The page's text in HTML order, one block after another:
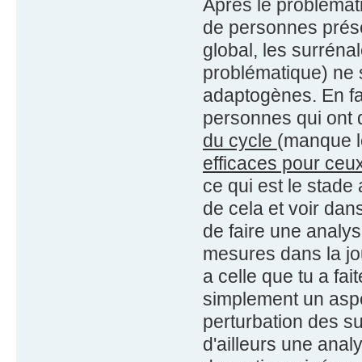
Après le
de personnes
global, les
problématique) ne
adaptogènes. En
personnes qui ont
du cycle (manque
efficaces pour
ce qui est le stade
de cela et voir
de faire une
mesures dans la
a celle que tu a
simplement un
perturbation des
d'ailleurs une